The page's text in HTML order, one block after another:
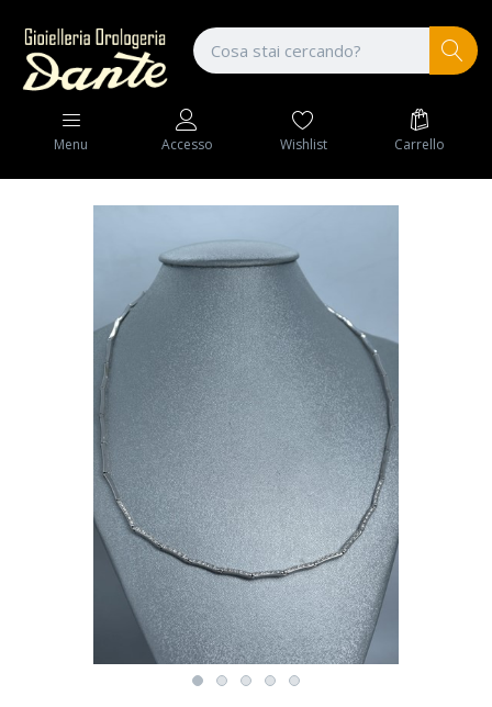
Menu Accesso Wishlist Carrello